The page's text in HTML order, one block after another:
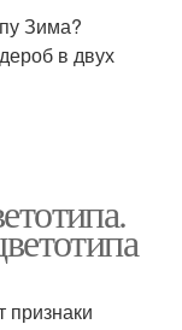
Зима?
в двух